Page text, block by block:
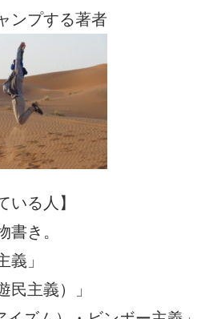
ンプする著者
いる人】
書き。
義」
民主義）」